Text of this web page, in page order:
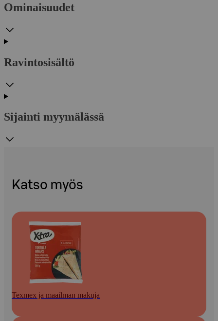
Ominaisuudet
Ravintosisältö
Sijainti myymälässä
Katso myös
Texmex ja maailman makuja